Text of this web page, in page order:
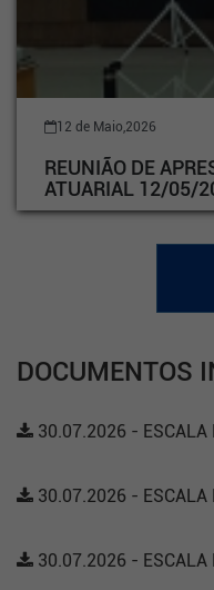
12 de Maio,2026
REUNIÃO DE
ATUARIAL 12/05/
DOCUMENTOS
30.07.2026 - ESCALA
30.07.2026 - ESCALA
30.07.2026 - ESCALA